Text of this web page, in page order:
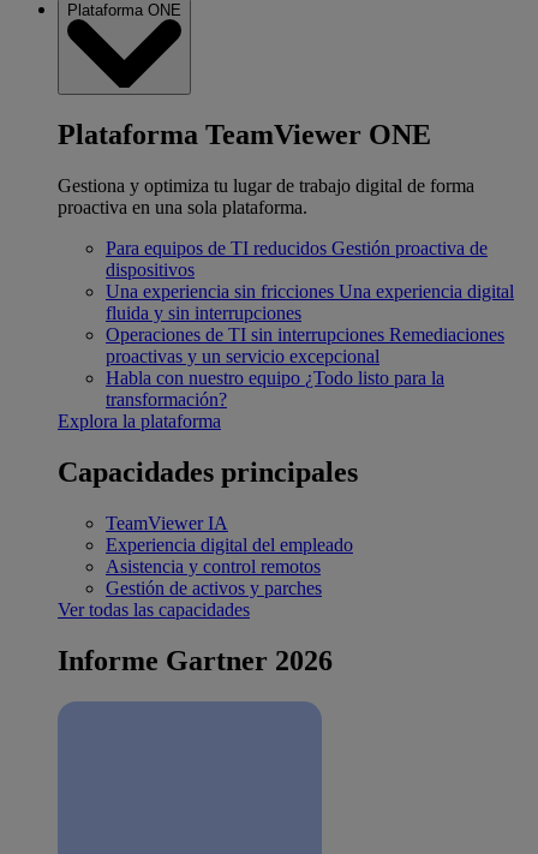
Plataforma ONE
Plataforma TeamViewer ONE
Gestiona y optimiza tu lugar de trabajo digital de forma
proactiva en una sola plataforma.
Para equipos de TI reducidos Gestión proactiva de
dispositivos
Una experiencia sin fricciones Una experiencia digital
fluida y sin interrupciones
Operaciones de TI sin interrupciones Remediaciones
proactivas y un servicio excepcional
Habla con nuestro equipo ¿Todo listo para la
transformación?
Explora la plataforma
Capacidades principales
TeamViewer IA
Experiencia digital del empleado
Asistencia y control remotos
Gestión de activos y parches
Ver todas las capacidades
Informe Gartner 2026